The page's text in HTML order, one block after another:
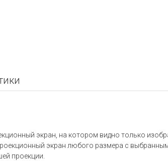
экран, на котором видно только
экран любого размера с
проекции.